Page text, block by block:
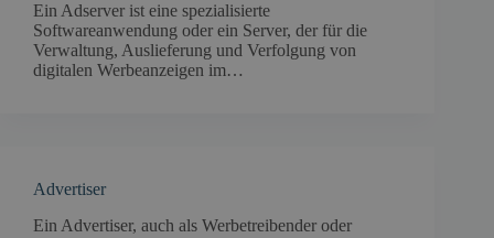
Ein Adserver ist eine spezialisierte
Softwareanwendung oder ein Server, der für die
Verwaltung, Auslieferung und Verfolgung von
digitalen Werbeanzeigen im…
Advertiser
Ein Advertiser, auch als Werbetreibender oder